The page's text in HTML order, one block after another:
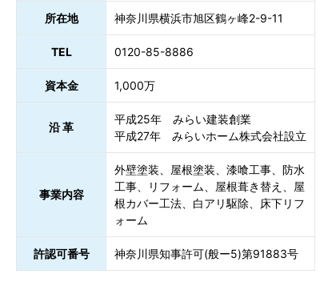
所在地 神奈川県横浜市旭区鶴ヶ峰2-9-11
TEL 0120-85-8886
資本金 1,000万
沿 革
平成25年 みらい建装創業
平成27年 みらいホーム株式会社設立
事業内容
外壁塗装、屋根塗装、漆喰工事、防水
工事、リフォーム、屋根葺き替え、屋
根カバー工法、白アリ駆除、床下リフ
ォーム
許認可番号 神奈川県知事許可(般ー5)第91883号